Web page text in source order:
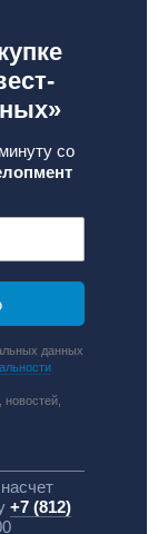
со
данных
+7 (812)